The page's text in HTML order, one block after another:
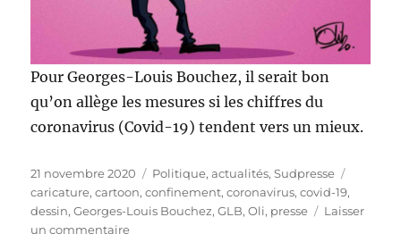
Pour Georges-Louis Bouchez, il serait bon
qu’on allège les mesures si les chiffres du
coronavirus (Covid-19) tendent vers un mieux.
Publié
le
21 novembre 2020 Catégories
Politique, actualités,Sudpresse
caricature,cartoon,confinement,coronavirus,covid-19,
dessin,Georges-Louis Bouchez,GLB,Oli, presse
Laisser
un commentairesur